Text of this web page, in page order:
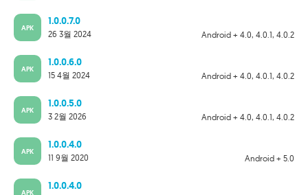
APK
1.0.0.7.0
Android + 4.0, 4.0.1, 4.0.2
26 3월 2024
APK
1.0.0.6.0
Android + 4.0, 4.0.1, 4.0.2
15 4월 2024
APK
1.0.0.5.0
Android + 4.0, 4.0.1, 4.0.2
3 2월 2026
APK
1.0.0.4.0
Android + 5.0
11 9월 2020
APK
1.0.0.4.0